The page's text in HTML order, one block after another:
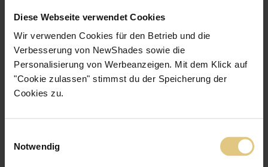
Diese Webseite verwendet Cookies
Wir verwenden Cookies für den Betrieb und die
Verbesserung von NewShades sowie die
Personalisierung von Werbeanzeigen. Mit dem Klick auf
"Cookie zulassen" stimmst du der Speicherung der
Cookies zu.
Notwendig